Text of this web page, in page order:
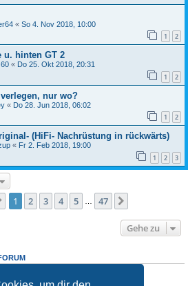
« So 4. Nov 2018, 10:00
1 2
u. hinten GT 2
« Do 25. Okt 2018, 20:31
1 2
nur wo?
« Do 28. Jun 2018, 06:02
1 2
(HiFi- Nachrüstung in rückwärts)
« Fr 2. Feb 2018, 19:00
1 2 3
Seite 1von 47
1 2 3 4 5 47
Gehe zu
in diesem Forum erstellen.